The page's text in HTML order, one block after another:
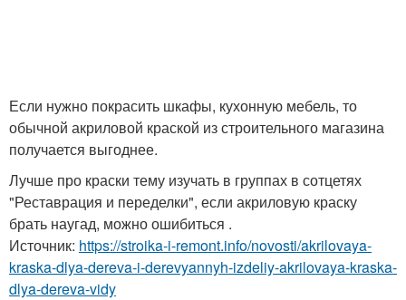
Если нужно покрасить шкафы, кухонную мебель, то
обычной акриловой краской из строительного магазина
получается выгоднее.
Лучше про краски тему изучать в группах в сотцетях
"Реставрация и переделки", если акриловую краску
брать наугад, можно ошибиться .
Источник: https://stroika-i-remont.info/novosti/akrilovaya-
kraska-dlya-dereva-i-derevyannyh-izdeliy-akrilovaya-kraska-
dlya-dereva-vidy